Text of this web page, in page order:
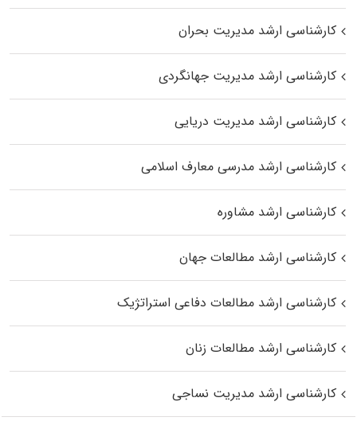
کارشناسی ارشد مدیریت بحران
کارشناسی ارشد مدیریت جهانگردی
کارشناسی ارشد مدیریت دریایی
کارشناسی ارشد مدرسی معارف اسلامی
کارشناسی ارشد مشاوره
کارشناسی ارشد مطالعات جهان
کارشناسی ارشد مطالعات دفاعی استراتژیک
کارشناسی ارشد مطالعات زنان
کارشناسی ارشد مدیریت نساجی